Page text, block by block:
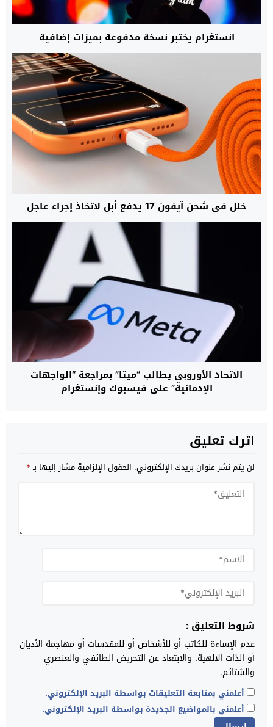
انستغرام يختبر نسخة مدفوعة بميزات إضافية
خلل في شحن آيفون 17 يدفع أبل لاتخاذ إجراء عاجل
الاتحاد الأوروبي يطالب “ميتا” بمراجعة “الواجهات
الإدمانية” على فيسبوك وإنستغرام
اترك تعليق
لن يتم نشر عنوان بريدك الإلكتروني. الحقول الإلزامية مشار إليها بـ*
شروط التعليق :
عدم الإساءة للكاتب أو للأشخاص أو للمقدسات أو مهاجمة الأديان
أو الذات الالهية. والابتعاد عن التحريض الطائفي والعنصري
والشتائم.
أعلمني بمتابعة التعليقات بواسطة البريد الإلكتروني.
أعلمني بالمواضيع الجديدة بواسطة البريد الإلكتروني.